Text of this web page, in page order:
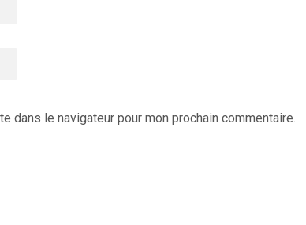
dans le navigateur pour mon prochain commentaire.